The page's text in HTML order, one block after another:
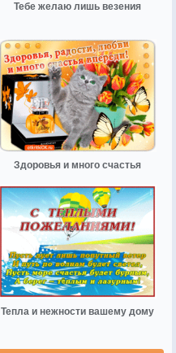
Тебе желаю лишь везения
Здоровья и много счастья
Тепла и нежности вашему дому